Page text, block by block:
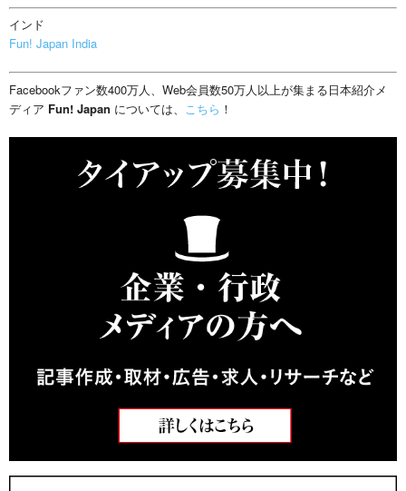
インド
Fun! Japan India
Facebookファン数400万人、Web会員数50万人以上が集まる日本紹介メ
ディア Fun! Japan については、 こちら ！